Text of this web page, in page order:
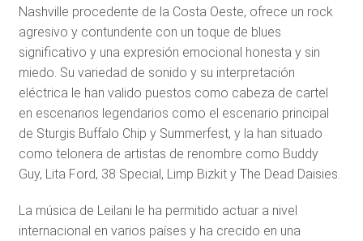
Nashville procedente de la Costa Oeste, ofrece un rock
agresivo y contundente con un toque de blues
significativo y una expresión emocional honesta y sin
miedo. Su variedad de sonido y su interpretación
eléctrica le han valido puestos como cabeza de cartel
en escenarios legendarios como el escenario principal
de Sturgis Buffalo Chip y Summerfest, y la han situado
como telonera de artistas de renombre como Buddy
Guy, Lita Ford, 38 Special, Limp Bizkit y The Dead Daisies.
La música de Leilani le ha permitido actuar a nivel
internacional en varios países y ha crecido en una